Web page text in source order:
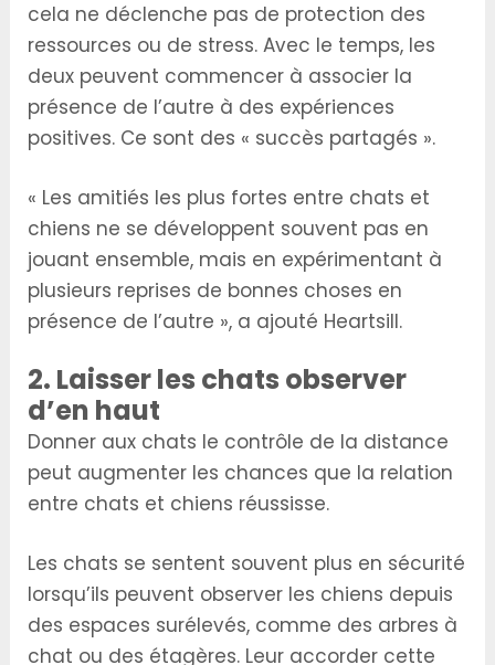
cela ne déclenche pas de protection des
ressources ou de stress. Avec le temps, les
deux peuvent commencer à associer la
présence de l’autre à des expériences
positives. Ce sont des « succès partagés ».
« Les amitiés les plus fortes entre chats et
chiens ne se développent souvent pas en
jouant ensemble, mais en expérimentant à
plusieurs reprises de bonnes choses en
présence de l’autre », a ajouté Heartsill.
2. Laisser les chats observer
d’en haut
Donner aux chats le contrôle de la distance
peut augmenter les chances que la relation
entre chats et chiens réussisse.
Les chats se sentent souvent plus en sécurité
lorsqu’ils peuvent observer les chiens depuis
des espaces surélevés, comme des arbres à
chat ou des étagères. Leur accorder cette